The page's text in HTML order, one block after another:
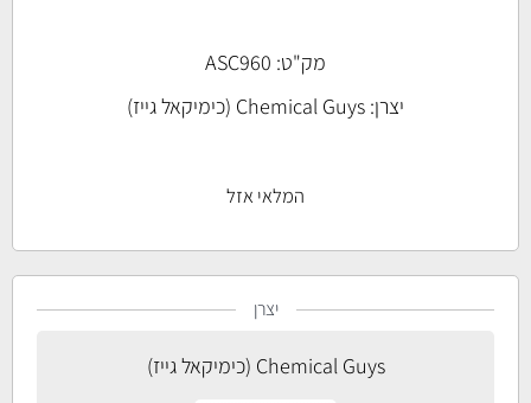
מק"ט: ASC960
יצרן: Chemical Guys (כימיקאל גייז)
המלאי אזל
יצרן
Chemical Guys (כימיקאל גייז)